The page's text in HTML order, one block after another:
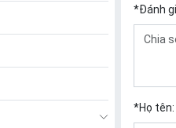
*Đánh
*Họ tên: